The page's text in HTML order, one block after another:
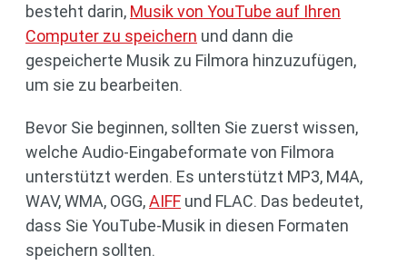
besteht darin, Musik von YouTube auf Ihren
Computer zu speichern und dann die
gespeicherte Musik zu Filmora hinzuzufügen,
um sie zu bearbeiten.
Bevor Sie beginnen, sollten Sie zuerst wissen,
welche Audio-Eingabeformate von Filmora
unterstützt werden. Es unterstützt MP3, M4A,
WAV, WMA, OGG,AIFF und FLAC. Das bedeutet,
dass Sie YouTube-Musik in diesen Formaten
speichern sollten.